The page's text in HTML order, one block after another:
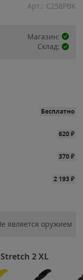
Арт.: C258PBK
Магазин:
Склад:
Бесплатно
620₽
370₽
2 193₽
является оружием
2 XL